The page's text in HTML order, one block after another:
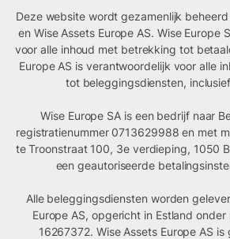
Deze website wordt gezamenlijk beheerd
en Wise Assets Europe AS. Wise Europe
voor alle inhoud met betrekking tot
Europe AS is verantwoordelijk voor alle
tot beleggingsdiensten,
Wise Europe SA is een bedrijf naar
registratienummer 0713629988 en met
te Troonstraat 100, 3e verdieping, 1050
een geautoriseerde
Alle beleggingsdiensten worden
Europe AS, opgericht in Estland
16267372. Wise Assets Europe AS